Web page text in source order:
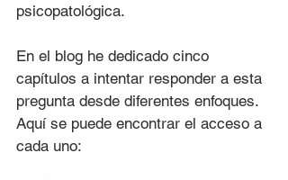
psicopatológica.
En el blog he dedicado cinco
capítulos a intentar responder a esta
pregunta desde diferentes enfoques.
Aquí se puede encontrar el acceso a
cada uno: